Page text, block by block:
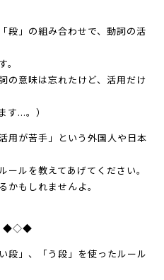
段」の組み合わせで、動詞の活
の意味は忘れたけど、活用だけ
...。）
用が苦手」という外国人や日本
ルを教えてあげてください。
かもしれませんよ。
◆◇◆
段」、「う段」を使ったルール